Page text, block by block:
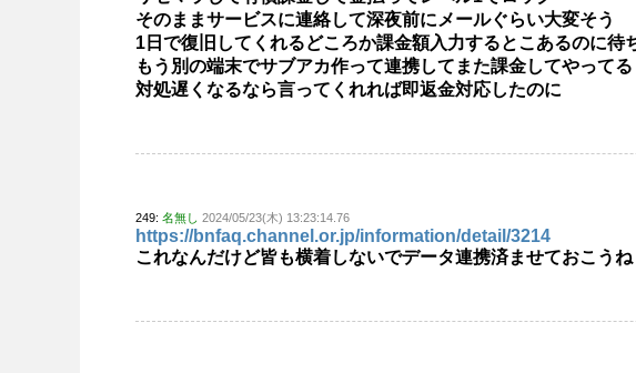
そのままサービスに連絡して深夜前にメールぐらい大変そう
1日で復旧してくれるどころか課金額入力するとこあるのに待
もう別の端末でサブアカ作って連携してまた課金してやってる
対処遅くなるなら言ってくれれば即返金対応したのに
249: 名無し 2024/05/23(木) 13:23:14.76
https://bnfaq.channel.or.jp/information/detail/3214
これなんだけど皆も横着しないでデータ連携済ませておこうね